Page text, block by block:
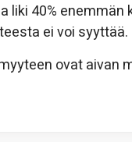
liki 40%
ei voi syyttää.
ovat aivan